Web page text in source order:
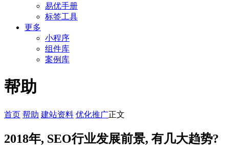
易优手册
标签工具
更多
小程序
组件库
案例库
帮助
首页 帮助 建站资料 优化推广正文
2018年, SEO行业发展前景, 有几大趋势?